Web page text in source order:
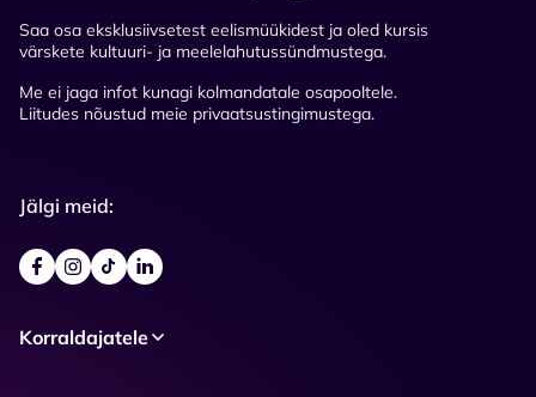
Saa osa eksklusiivsetest eelismüükidest ja oled kursis
värskete kultuuri- ja meelelahutussündmustega.
Me ei jaga infot kunagi kolmandatale osapooltele.
Liitudes nõustud meie privaatsustingimustega.
Jälgi meid:
Korraldajatele